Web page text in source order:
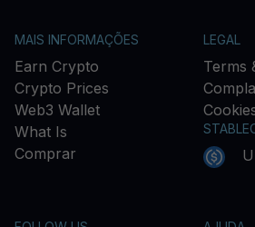
MAIS INFORMAÇÕES
Earn Crypto
Crypto Prices
Web3 Wallet
What Is
Comprar
LEGAL
Terms